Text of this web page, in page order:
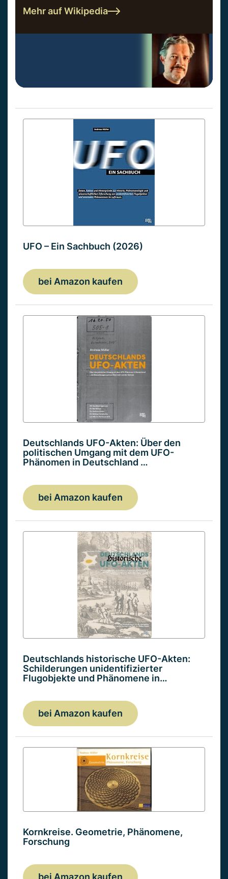
Mehr auf Wikipedia
UFO – Ein Sachbuch (2026)
bei Amazon kaufen
Deutschlands UFO-Akten: Über den
politischen Umgang mit dem UFO-
Phänomen in Deutschland …
bei Amazon kaufen
Deutschlands historische UFO-Akten:
Schilderungen unidentifizierter
Flugobjekte und Phänomene in…
bei Amazon kaufen
Kornkreise. Geometrie, Phänomene,
Forschung
bei Amazon kaufen